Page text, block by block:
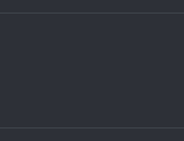
Nina Koevoets on Navigating